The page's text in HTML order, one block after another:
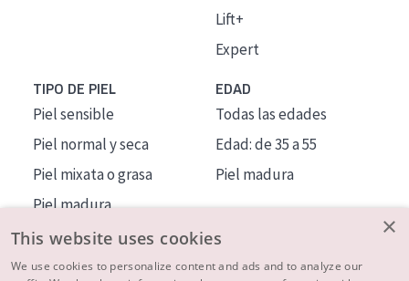
Lift+
Expert
TIPO DE PIEL
Piel sensible
Piel normal y seca
Piel mixata o grasa
Piel madura
Piel expuesta al sol
Piel menopáusica
EDAD
Todas las edades
Edad: de 35 a 55
Piel madura
×
This website uses cookies
We use cookies to personalize content and ads and to analyze our